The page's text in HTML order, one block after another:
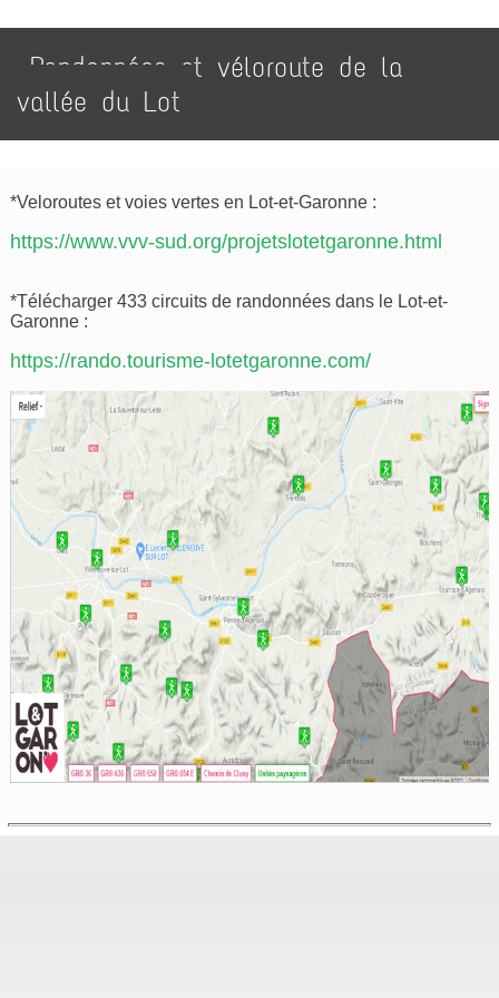
Randonnées et véloroute de la
vallée du Lot
*Veloroutes et voies vertes en Lot-et-Garonne :
https://www.vvv-sud.org/projetslotetgaronne.html
*Télécharger 433 circuits de randonnées dans le Lot-et-
Garonne :
https://rando.tourisme-lotetgaronne.com/